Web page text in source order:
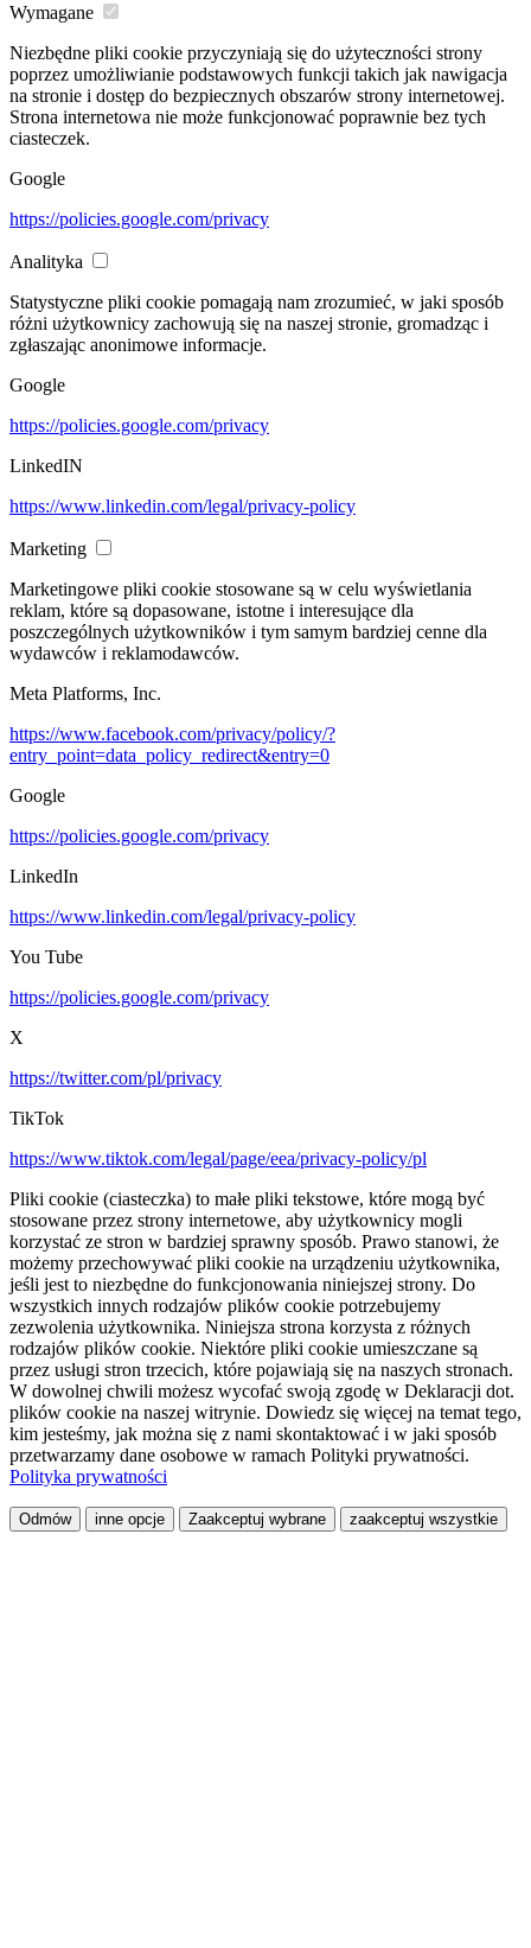
Wymagane
Niezbędne pliki cookie przyczyniają się do użyteczności strony
poprzez umożliwianie podstawowych funkcji takich jak nawigacja
na stronie i dostęp do bezpiecznych obszarów strony internetowej.
Strona internetowa nie może funkcjonować poprawnie bez tych
ciasteczek.
Google
https://policies.google.com/privacy
Analityka
Statystyczne pliki cookie pomagają nam zrozumieć, w jaki sposób
różni użytkownicy zachowują się na naszej stronie, gromadząc i
zgłaszając anonimowe informacje.
Google
https://policies.google.com/privacy
LinkedIN
https://www.linkedin.com/legal/privacy-policy
Marketing
Marketingowe pliki cookie stosowane są w celu wyświetlania
reklam, które są dopasowane, istotne i interesujące dla
poszczególnych użytkowników i tym samym bardziej cenne dla
wydawców i reklamodawców.
Meta Platforms, Inc.
https://www.facebook.com/privacy/policy/?
entry_point=data_policy_redirect&entry=0
Google
https://policies.google.com/privacy
LinkedIn
https://www.linkedin.com/legal/privacy-policy
You Tube
https://policies.google.com/privacy
X
https://twitter.com/pl/privacy
TikTok
https://www.tiktok.com/legal/page/eea/privacy-policy/pl
Pliki cookie (ciasteczka) to małe pliki tekstowe, które mogą być
stosowane przez strony internetowe, aby użytkownicy mogli
korzystać ze stron w bardziej sprawny sposób. Prawo stanowi, że
możemy przechowywać pliki cookie na urządzeniu użytkownika,
jeśli jest to niezbędne do funkcjonowania niniejszej strony. Do
wszystkich innych rodzajów plików cookie potrzebujemy
zezwolenia użytkownika. Niniejsza strona korzysta z różnych
rodzajów plików cookie. Niektóre pliki cookie umieszczane są
przez usługi stron trzecich, które pojawiają się na naszych stronach.
W dowolnej chwili możesz wycofać swoją zgodę w Deklaracji dot.
plików cookie na naszej witrynie. Dowiedz się więcej na temat tego,
kim jesteśmy, jak można się z nami skontaktować i w jaki sposób
przetwarzamy dane osobowe w ramach Polityki prywatności.
Polityka prywatności
Odmów inne opcje Zaakceptuj wybrane zaakceptuj wszystkie